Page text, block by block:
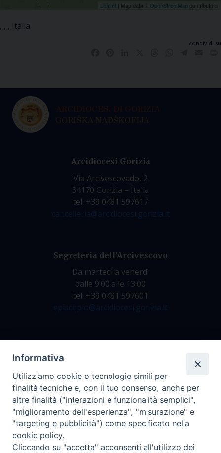
Leaflet | Map data © OpenStreetMap contributors
, , , Italia
condividi su
Arcidiocesi Gorizia
Via Arcivescovado, 2
34170 Gorizia – Italia
tel. +39 0481 597617
cancelleria@arcidiocesi.gorizia.it
Segreteria dell’Arcivescovo
Da martedì a venerdì
dalle 9.00 alle 13.00
tel. +39 0481 597601
episcopio@arcidiocesi.gorizia.it
dalle 9.00 alle 12.30
tel. +39 0481 597628
archivio@arcidiocesi.gorizia.it
Ufficio Comunicazioni Sociali
Informativa
Utilizziamo cookie o tecnologie simili per
finalità tecniche e, con il tuo consenso, anche per
altre finalità ("interazioni e funzionalità semplici",
"miglioramento dell'esperienza", "misurazione" e
"targeting e pubblicità") come specificato nella
cookie policy.
Cliccando su "accetta" acconsenti all'utilizzo dei